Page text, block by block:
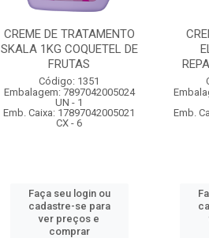
CREME DE TRATAMENTO
SKALA 1KG COQUETEL DE
FRUTAS
Código: 1351
Embalagem: 7897042005024
UN - 1
Emb. Caixa: 17897042005021
CX - 6
Faça seu login ou
cadastre-se para
ver preços e
comprar
Emb.